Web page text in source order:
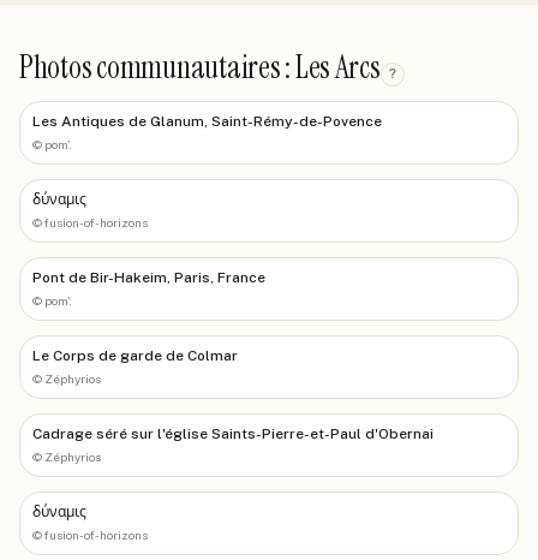
Photos communautaires : Les Arcs ?
Les Antiques de Glanum, Saint-Rémy-de-Povence
© pom'.
δύναμις
©fusion-of-horizons
Pont de Bir-Hakeim, Paris, France
© pom'.
Le Corps de garde de Colmar
© Zéphyrios
Cadrage séré sur l'église Saints-Pierre-et-Paul d'Obernai
© Zéphyrios
δύναμις
©fusion-of-horizons